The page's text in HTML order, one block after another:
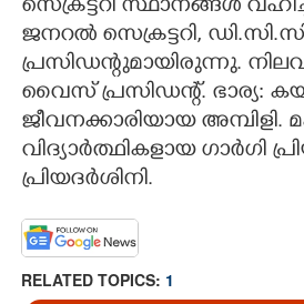
സെക്രട്ടറി സ്ഥാനങ്ങൾ
ജനറൽ സെക്രട്ടറി,
പ്രസിഡന്റുമായിരുന്നു.
വൈസ് പ്രസിഡന്റ്. ഭാര്യ:
ജീവനക്കാരിയായ അമ്പിളി.
വിദ്യാർത്ഥികളായ ഗാർഗി
പ്രിയദർശിനി.
RELATED TOPICS: 1